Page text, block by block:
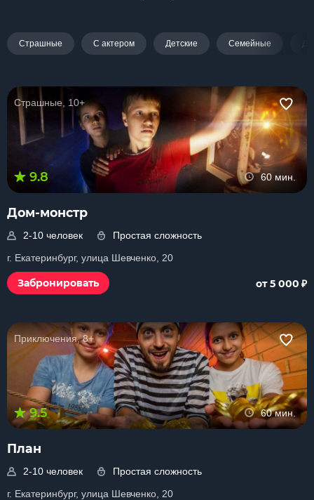
Страшные С актером Детские Семейные
Страшные, 10+
9.8 60 мин.
Дом-монстр
2-10 человек
Простая сложность
г. Екатеринбург, улица Шевченко, 20
Забронировать от 5 000 ₽
Приключения, 8+
9.5 60 мин.
План
2-10 человек
Простая сложность
г. Екатеринбург, улица Шевченко, 20